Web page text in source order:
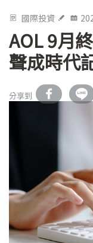
國際投資
AOL 9月
聲成時代
分享到